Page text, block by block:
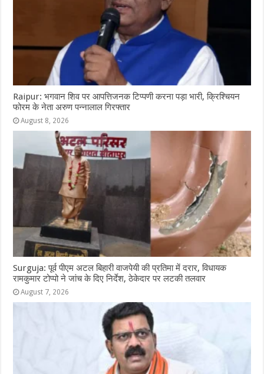
Raipur: भगवान शिव पर आपत्तिजनक टिप्पणी करना पड़ा भारी, क्रिश्चियन
फोरम के नेता अरुण पन्नालाल गिरफ्तार
August 8, 2026
Surguja: पूर्व पीएम अटल बिहारी वाजपेयी की प्रतिमा में दरार, विधायक
रामकुमार टोप्पो ने जांच के दिए निर्देश, ठेकेदार पर लटकी तलवार
August 7, 2026